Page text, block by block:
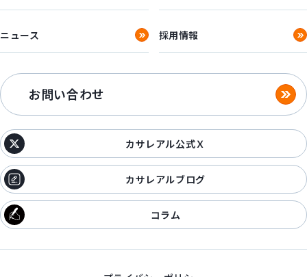
ニュース 採用情報
お問い合わせ
カサレアル公式Ｘ
カサレアルブログ
コラム